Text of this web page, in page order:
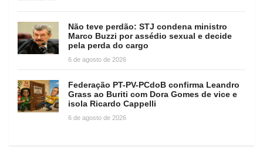
Não teve perdão: STJ condena ministro
Marco Buzzi por assédio sexual e decide
pela perda do cargo
6 de agosto de 2026
Federação PT-PV-PCdoB confirma Leandro
Grass ao Buriti com Dora Gomes de vice e
isola Ricardo Cappelli
6 de agosto de 2026